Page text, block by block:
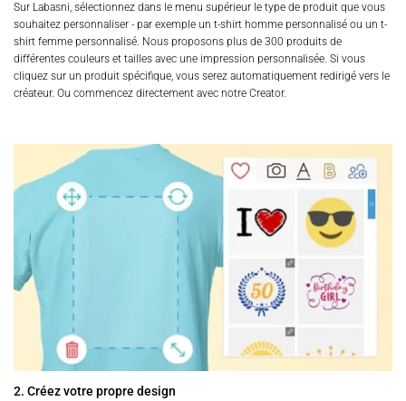
Sur Labasni, sélectionnez dans le menu supérieur le type de produit que vous
souhaitez personnaliser - par exemple un t-shirt homme personnalisé ou un t-
shirt femme personnalisé. Nous proposons plus de 300 produits de
différentes couleurs et tailles avec une impression personnalisée. Si vous
cliquez sur un produit spécifique, vous serez automatiquement redirigé vers le
créateur. Ou commencez directement avec notre Creator.
2. Créez votre propre design